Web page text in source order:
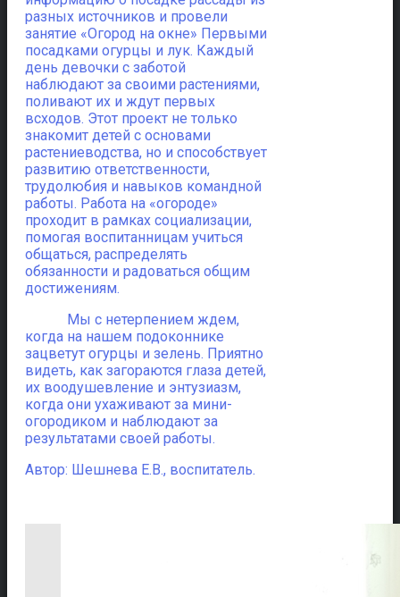
разных источников и провели
занятие «Огород на окне» Первыми
посадками огурцы и лук. Каждый
день девочки с заботой
наблюдают за своими растениями,
поливают их и ждут первых
всходов. Этот проект не только
знакомит детей с основами
растениеводства, но и способствует
развитию ответственности,
трудолюбия и навыков командной
работы. Работа на «огороде»
проходит в рамках социализации,
помогая воспитанницам учиться
общаться, распределять
обязанности и радоваться общим
достижениям.
Мы с нетерпением ждем,
когда на нашем подоконнике
зацветут огурцы и зелень. Приятно
видеть, как загораются глаза детей,
их воодушевление и энтузиазм,
когда они ухаживают за мини-
огородиком и наблюдают за
результатами своей работы.
Автор: Шешнева Е.В., воспитатель.